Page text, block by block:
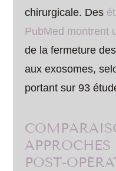
chirurgicale. Des
PubMed montrent
de la fermeture
aux exosomes,
portant sur 93
APPROCHES
POST-